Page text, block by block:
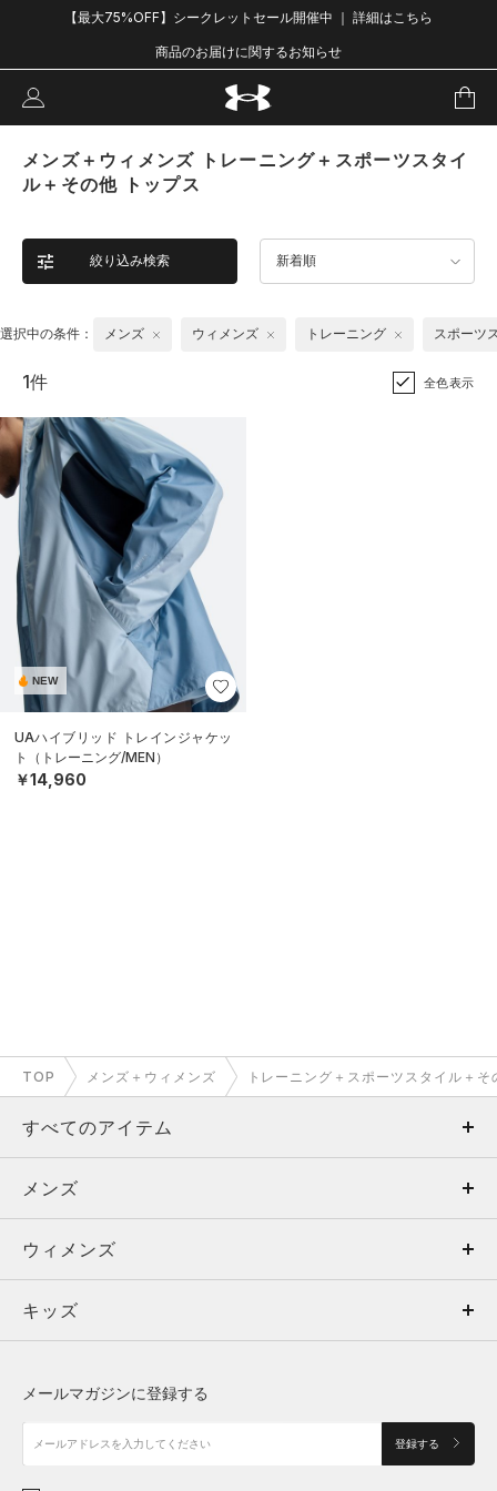
【最大75%OFF】シークレットセール開催中 ｜ 詳細はこちら
商品のお届けに関するお知らせ
メンズ＋ウィメンズ トレーニング＋スポーツスタイ
ル＋その他 トップス
絞り込み検索 新着順
選択中の条件： メンズ ウィメンズ トレーニング スポーツ
1件 全色表示
NEW
UAハイブリッド トレインジャケッ
ト（トレーニング/MEN）
￥14,960
TOP メンズ＋ウィメンズ トレーニング＋スポーツスタイル＋そ
すべてのアイテム
メンズ
ウィメンズ
キッズ
アクセサリー
メンズ
トップス
ボトムス
アクセサリー
ウィメンズ
トップス
シューズ
キッズ
メールマガジンに登録する
登録する